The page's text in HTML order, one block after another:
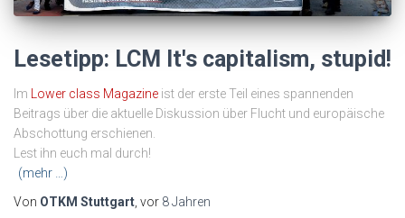
Lesetipp: LCM It's capitalism, stupid!
Im Lower class Magazine ist der erste Teil eines spannenden
Beitrags über die aktuelle Diskussion über Flucht und europäische
Abschottung erschienen.
Lest ihn euch mal durch!
(mehr …)
Von OTKM Stuttgart, vor 8 Jahren